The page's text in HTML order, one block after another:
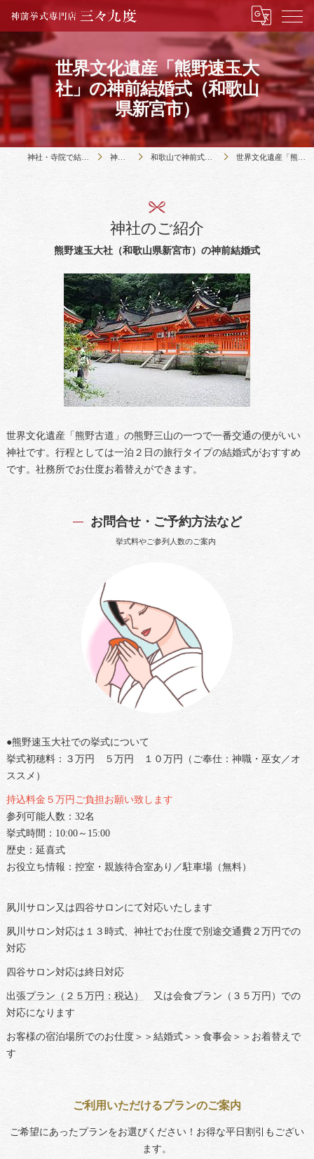
世界文化遺産「熊野速玉大
社」の神前結婚式（和歌山
県新宮市）
神社・寺院で結婚式のことなら神前挙式専門店三々九度 神社・寺院の紹介 和歌山で神前式・仏前式のできる12社寺の紹介｜三々九度 世界文化遺産「熊野速玉大社」の神前結婚式（和歌山県新宮市）
熊野速玉大社（和歌山県新宮市）の神前結婚式
神社のご紹介
世界文化遺産「熊野古道」の熊野三山の一つで一番交通の便がいい
神社です。行程としては一泊２日の旅行タイプの結婚式がおすすめ
です。社務所でお仕度お着替えができます。
お問合せ・ご予約方法など
挙式料やご参列人数のご案内
●熊野速玉大社での挙式について
挙式初穂料：３万円 ５万円 １０万円（ご奉仕：神職・巫女／オ
ススメ）
持込料金５万円ご負担お願い致します
参列可能人数：32名
挙式時間：10:00～15:00
歴史：延喜式
お役立ち情報：控室・親族待合室あり／駐車場（無料）
夙川サロン又は四谷サロンにて対応いたします
夙川サロン対応は１３時式、神社でお仕度で別途交通費２万円での
対応
四谷サロン対応は終日対応
出張プラン（２５万円：税込）
又は会食プラン（３５万円）での
対応になります
お客様の宿泊場所でのお仕度＞＞結婚式＞＞食事会＞＞お着替えで
す
ご利用いただけるプランのご案内
ご希望にあったプランをお選びください！お得な平日割引もござい
ます。